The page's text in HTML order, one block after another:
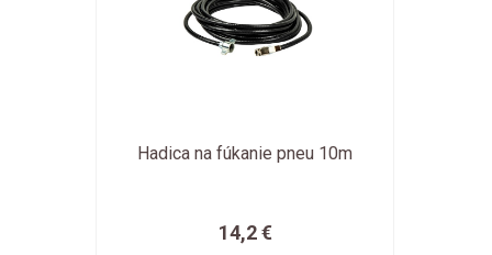
Hadica na fúkanie pneu 10m
14,2 €